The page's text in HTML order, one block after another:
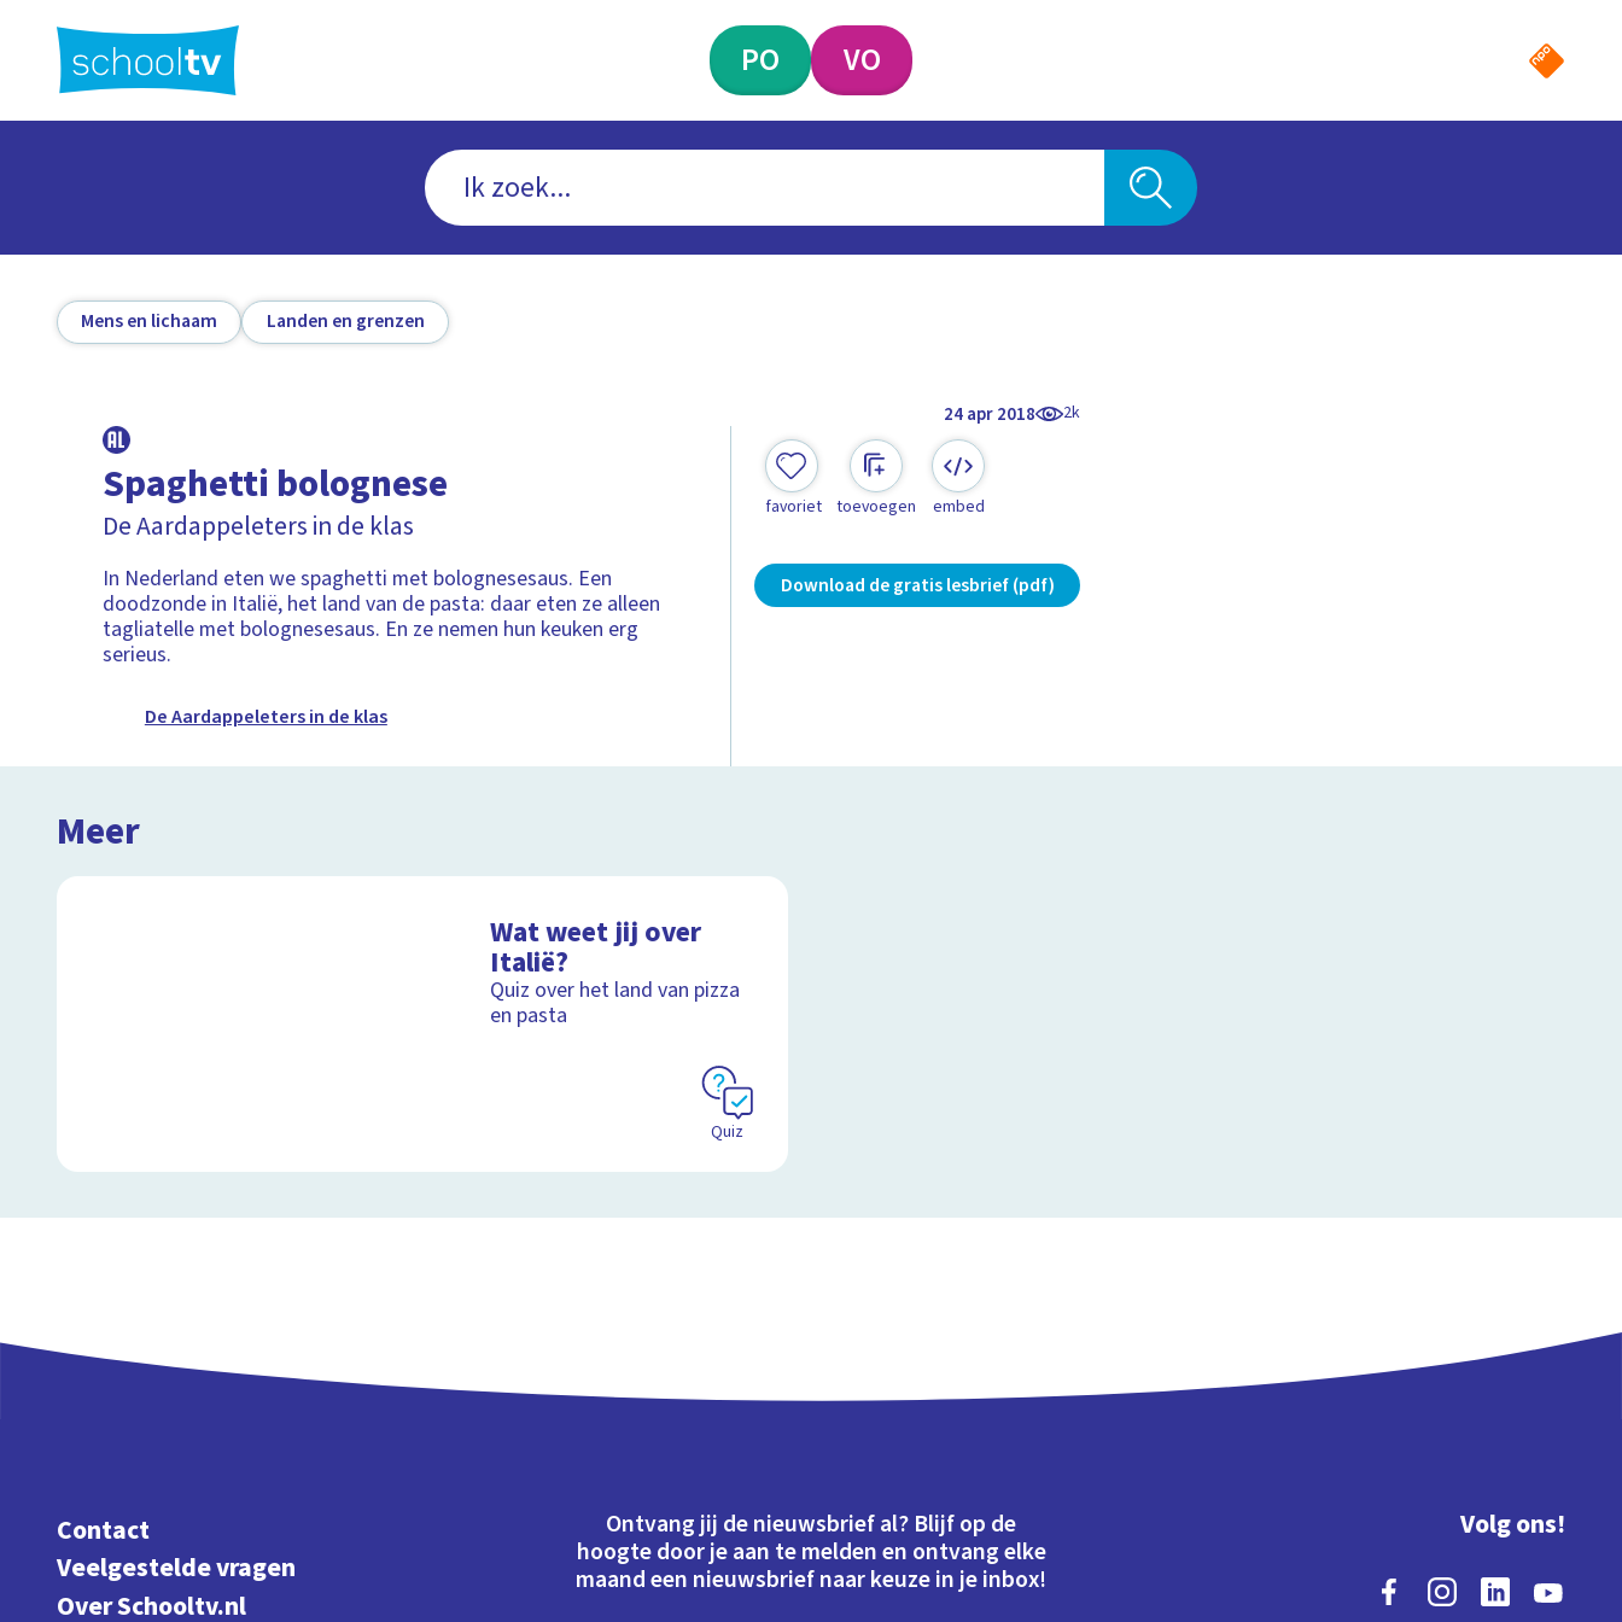
hoofdinhoud
PO VO
Mens en lichaam Landen en grenzen
24 apr 2018 2k
Spaghetti bolognese
De Aardappeleters in de klas
In Nederland eten we spaghetti met bolognesesaus. Een
doodzonde in Italië, het land van de pasta: daar eten ze alleen
tagliatelle met bolognesesaus. En ze nemen hun keuken erg
serieus.
De Aardappeleters in de klas
favoriet toevoegen embed
Download de gratis lesbrief (pdf)
Meer
Wat weet jij over
Italië?
Quiz over het land van pizza
en pasta
Quiz
Contact
Veelgestelde vragen
Over Schooltv.nl
Ontvang jij de nieuwsbrief al? Blijf op de
hoogte door je aan te melden en ontvang elke
maand een nieuwsbrief naar keuze in je inbox!
Volg ons!